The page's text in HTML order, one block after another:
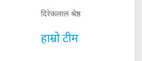
दिरेकलाल श्रेष्ठ
हाम्रो टीम